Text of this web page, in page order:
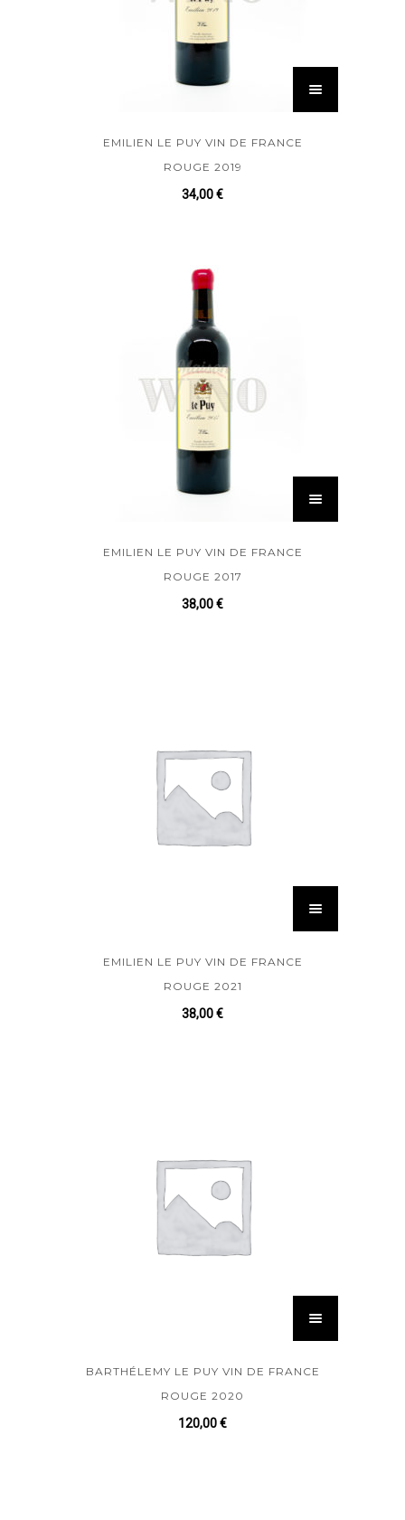
EMILIEN LE PUY VIN DE FRANCE
ROUGE 2019
34,00€
EMILIEN LE PUY VIN DE FRANCE
ROUGE 2017
38,00€
EMILIEN LE PUY VIN DE FRANCE
ROUGE 2021
38,00€
BARTHÉLEMY LE PUY VIN DE FRANCE
ROUGE 2020
120,00€